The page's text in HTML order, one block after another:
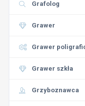
Grafolog
Grawer
Grawer
Grawer szkła
Grzyboznawca